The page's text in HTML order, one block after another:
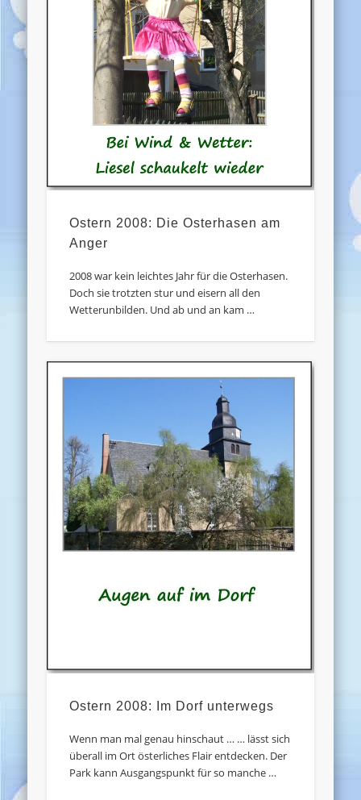
Ostern 2008: Die Osterhasen am
Anger
2008 war kein leichtes Jahr für die Osterhasen.
Doch sie trotzten stur und eisern all den
Wetterunbilden. Und ab und an kam …
Ostern 2008: Im Dorf unterwegs
Wenn man mal genau hinschaut … … lässt sich
überall im Ort österliches Flair entdecken. Der
Park kann Ausgangspunkt für so manche …